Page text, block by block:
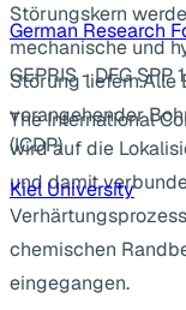
Störungskern
mechanische und
Störung liefern.Alle
vorangehender
wird auf die
und damit
chemischen
eingegangen.
German Research
GEPRIS - DFG SPP
The International
(ICDP)
Kiel University